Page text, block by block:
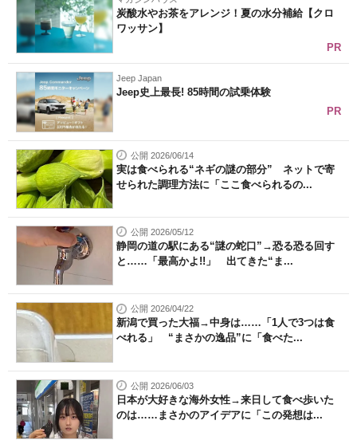
炭酸水やお茶をアレンジ！夏の水分補給【クロ
ワッサン】
PR
Jeep Japan
Jeep史上最長! 85時間の試乗体験
PR
公開 2026/06/14
実は食べられる“ネギの謎の部分” ネットで寄
せられた調理方法に「ここ食べられるの...
公開 2026/05/12
静岡の道の駅にある“謎の蛇口”→恐る恐る回す
と……「最高かよ!!」 出てきた“ま...
公開 2026/04/22
新潟で買った大福→中身は……「1人で3つは食
べれる」 “まさかの逸品”に「食べた...
公開 2026/06/03
日本が大好きな海外女性→来日して食べ歩いた
のは……まさかのアイデアに「この発想は...